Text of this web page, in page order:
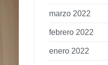
marzo 2022
febrero 2022
enero 2022